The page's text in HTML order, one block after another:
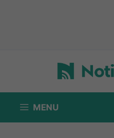
contenuto
MENU